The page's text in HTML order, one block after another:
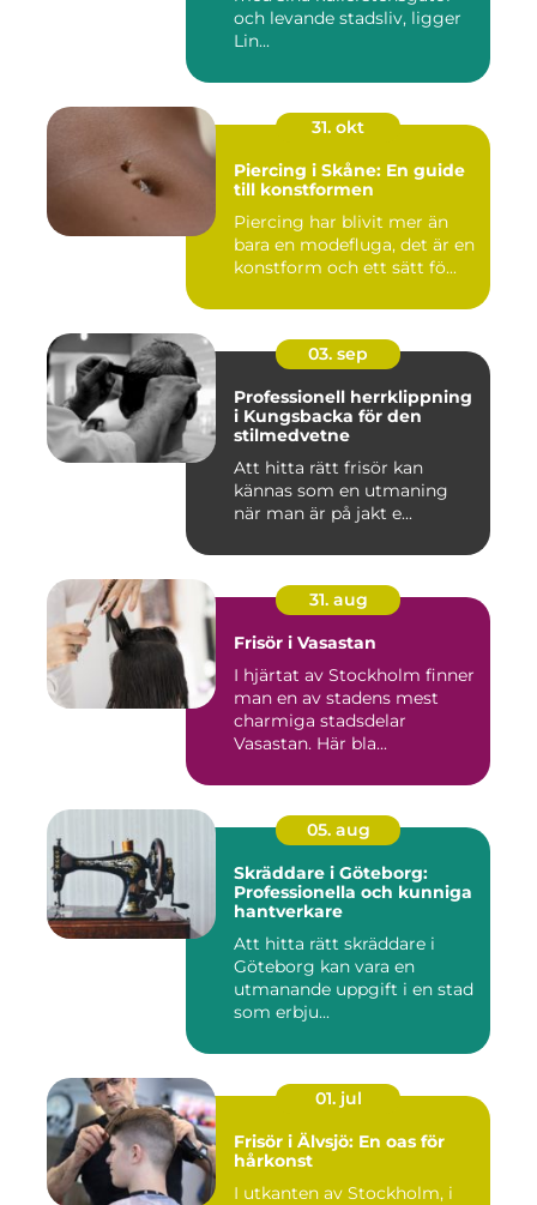
och levande stadsliv, ligger
Lin...
31. okt
Piercing i Skåne: En guide
till konstformen
Piercing har blivit mer än
bara en modefluga, det är en
konstform och ett sätt fö...
03. sep
Professionell herrklippning
i Kungsbacka för den
stilmedvetne
Att hitta rätt frisör kan
kännas som en utmaning
när man är på jakt e...
31. aug
Frisör i Vasastan
I hjärtat av Stockholm finner
man en av stadens mest
charmiga stadsdelar
Vasastan. Här bla...
05. aug
Skräddare i Göteborg:
Professionella och kunniga
hantverkare
Att hitta rätt skräddare i
Göteborg kan vara en
utmanande uppgift i en stad
som erbju...
01. jul
Frisör i Älvsjö: En oas för
hårkonst
I utkanten av Stockholm, i